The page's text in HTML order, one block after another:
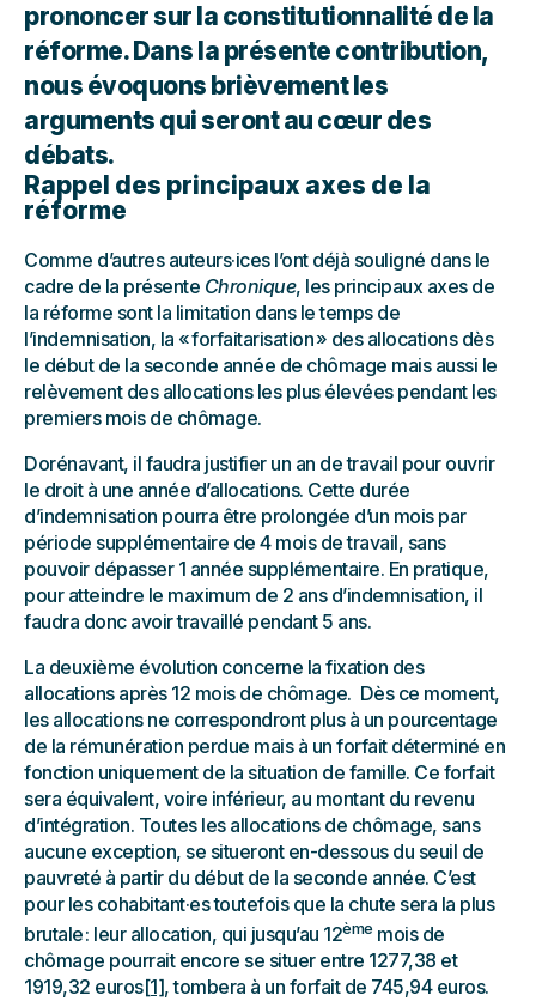
prononcer sur la constitutionnalité de la
réforme. Dans la présente contribution,
nous évoquons brièvement les
arguments qui seront au cœur des
débats.
Rappel des principaux axes de la
réforme
Comme d’autres auteurs·ices l’ont déjà souligné dans le
cadre de la présente Chronique, les principaux axes de
la réforme sont la limitation dans le temps de
l’indemnisation, la « forfaitarisation » des allocations dès
le début de la seconde année de chômage mais aussi le
relèvement des allocations les plus élevées pendant les
premiers mois de chômage.
Dorénavant, il faudra justifier un an de travail pour ouvrir
le droit à une année d’allocations. Cette durée
d’indemnisation pourra être prolongée d’un mois par
période supplémentaire de 4 mois de travail, sans
pouvoir dépasser 1 année supplémentaire. En pratique,
pour atteindre le maximum de 2 ans d’indemnisation, il
faudra donc avoir travaillé pendant 5 ans.
La deuxième évolution concerne la fixation des
allocations après 12 mois de chômage. Dès ce moment,
les allocations ne correspondront plus à un pourcentage
de la rémunération perdue mais à un forfait déterminé en
fonction uniquement de la situation de famille. Ce forfait
sera équivalent, voire inférieur, au montant du revenu
d’intégration. Toutes les allocations de chômage, sans
aucune exception, se situeront en-dessous du seuil de
pauvreté à partir du début de la seconde année. C’est
pour les cohabitant·es toutefois que la chute sera la plus
brutale : leur allocation, qui jusqu’au 12èmemois de
chômage pourrait encore se situer entre 1277,38 et
1919,32 euros[1], tombera à un forfait de 745,94 euros.